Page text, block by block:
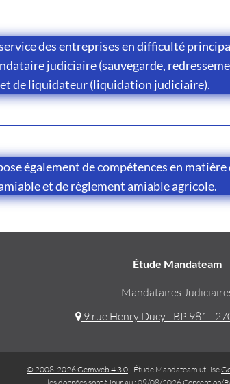
des entreprises en difficulté
judiciaire (sauvegarde,
de liquidateur (liquidation judiciaire).
également de compétences en matière
et de règlement amiable agricole.
Étude Mandateam
Mandataires
9 rue Henry Ducy - BP 981 -
© 2008-2026 Gemweb 4.3.0- Étude Mandateam utilise